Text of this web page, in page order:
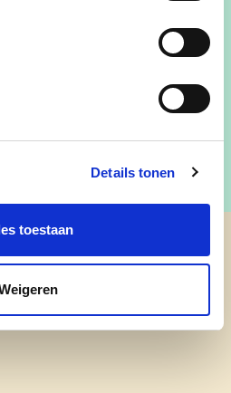
Details tonen
toestaan
levendige dorpen en
Alle kansen aan de jeugd.